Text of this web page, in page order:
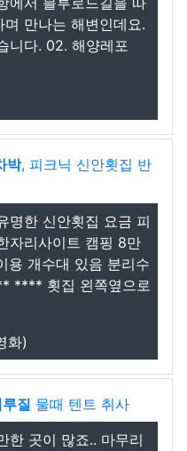
만나는 해변인데요.
니다. 02. 해양레포
박, 피크닉 신안횟집 반
명한 신안횟집 요금 피
자리사이트 캠핑 8만
용 개수대 있음 분리수
**** 횟집 왼쪽옆으로
화)
질 물때 텐트 취사
한 곳이 많죠.. 마무리